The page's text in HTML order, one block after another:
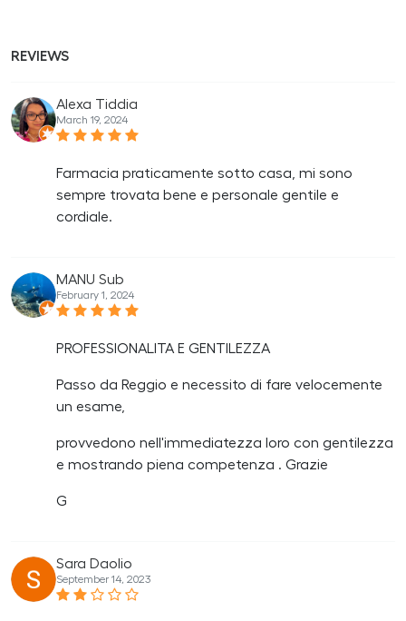
REVIEWS
Alexa Tiddia
March 19, 2024
Farmacia praticamente sotto casa, mi sono
sempre trovata bene e personale gentile e
cordiale.
MANU Sub
February 1, 2024
PROFESSIONALITA E GENTILEZZA
Passo da Reggio e necessito di fare velocemente
un esame,
provvedono nell'immediatezza loro con gentilezza
e mostrando piena competenza . Grazie
G
Sara Daolio
September 14, 2023